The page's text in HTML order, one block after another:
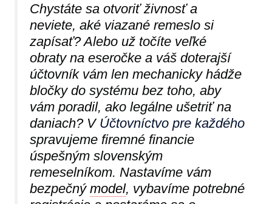
Chystáte sa otvoriť živnosť a
neviete, aké viazané remeslo si
zapísať? Alebo už točíte veľké
obraty na eseročke a váš doterajší
účtovník vám len mechanicky hádže
bločky do systému bez toho, aby
vám poradil, ako legálne ušetriť na
daniach? V Účtovníctvo pre každého
spravujeme firemné financie
úspešným slovenským
remeselníkom. Nastavíme vám
bezpečný model, vybavíme potrebné